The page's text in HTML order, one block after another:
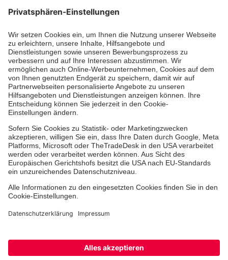
Aus- & Fortbildungen
Erste-Hilfe-Kurse
Jobs & Ehrenamt
Freiwilligendienst
Spendenprojekte
Johanniter-Jugend
Einrichtungen
Cookie-Einstellungen Datenschutz Barrierefreiheit